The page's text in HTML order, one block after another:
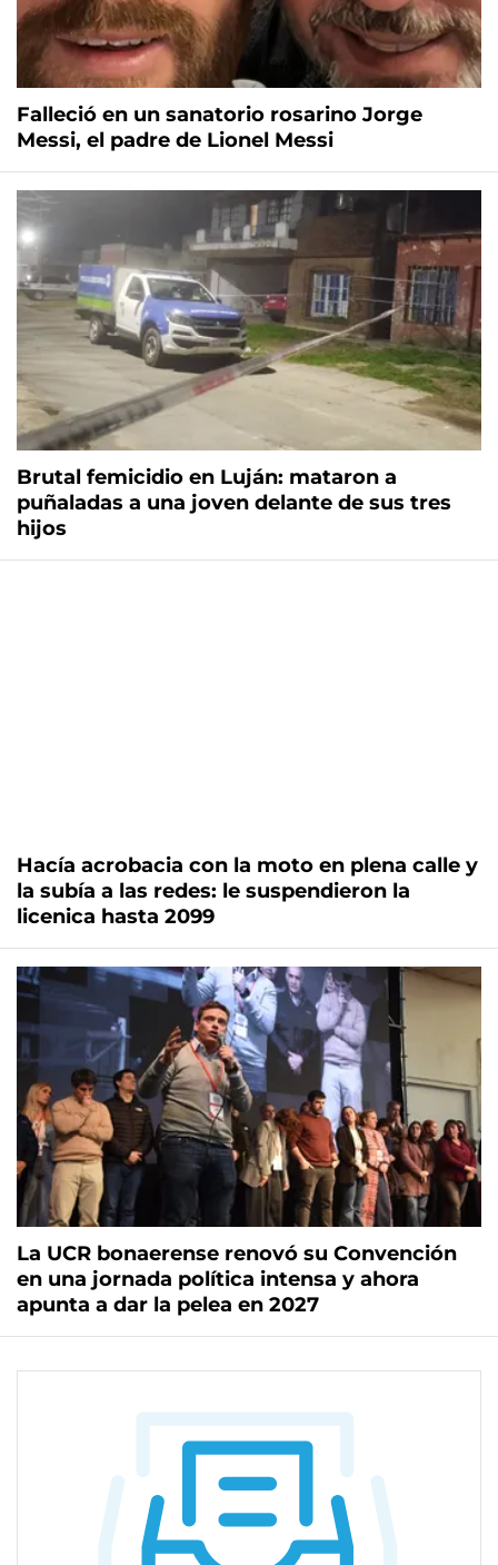
Falleció en un sanatorio rosarino Jorge
Messi, el padre de Lionel Messi
Brutal femicidio en Luján: mataron a
puñaladas a una joven delante de sus tres
hijos
Hacía acrobacia con la moto en plena calle y
la subía a las redes: le suspendieron la
licenica hasta 2099
La UCR bonaerense renovó su Convención
en una jornada política intensa y ahora
apunta a dar la pelea en 2027